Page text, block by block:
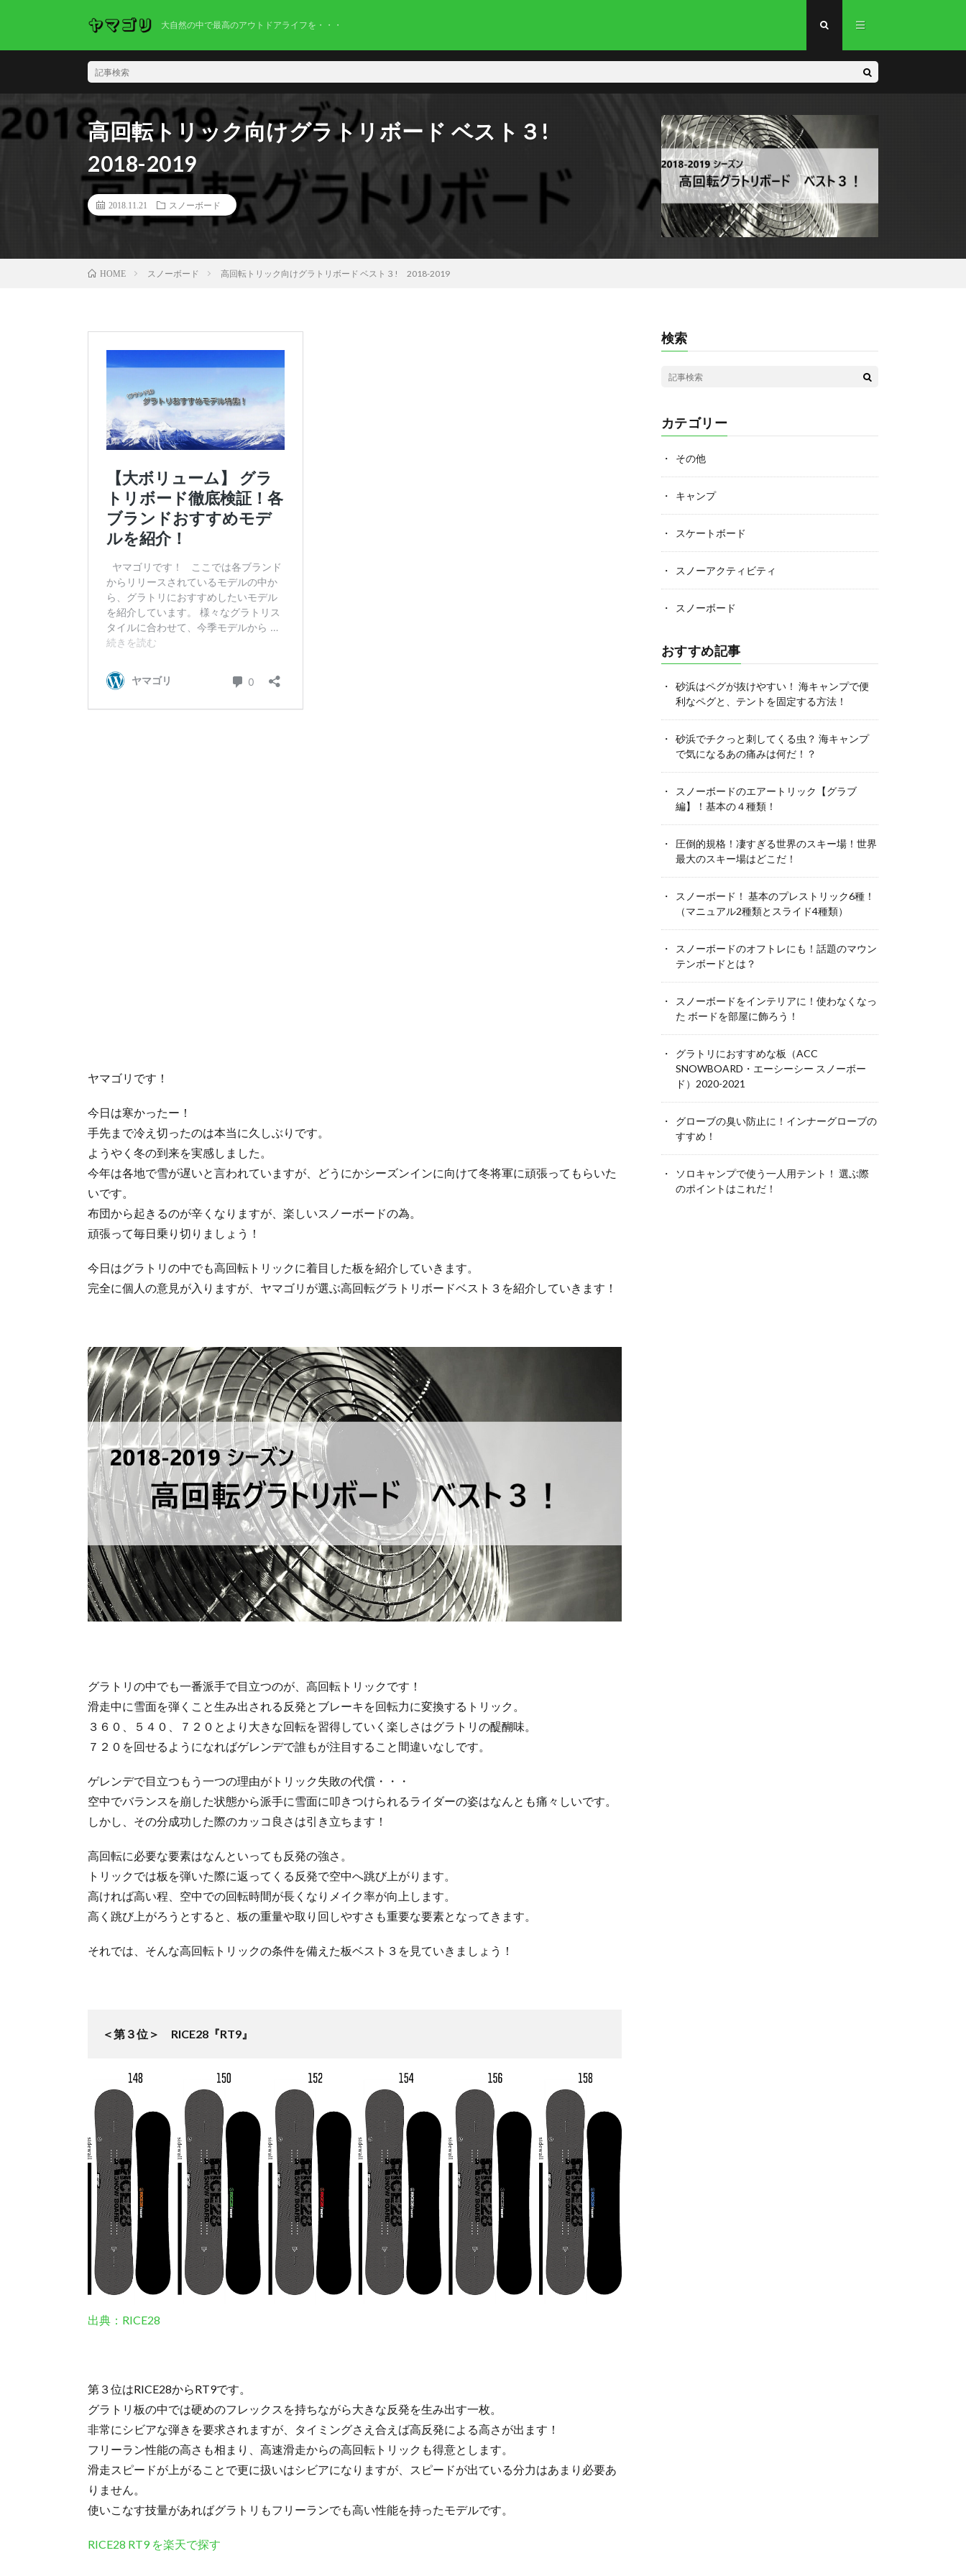
大自然の中で最高のアウトドアライフを・・・
高回転トリック向けグラトリボード ベスト３!
2018-2019
2018.11.21 スノーボード
HOME スノーボード 高回転トリック向けグラトリボード ベスト３! 2018-2019
ヤマゴリです！
今日は寒かったー！
手先まで冷え切ったのは本当に久しぶりです。
ようやく冬の到来を実感しました。
今年は各地で雪が遅いと言われていますが、どうにかシーズンインに向けて冬将軍に頑張ってもらいた
いです。
布団から起きるのが辛くなりますが、楽しいスノーボードの為。
頑張って毎日乗り切りましょう！
今日はグラトリの中でも高回転トリックに着目した板を紹介していきます。
完全に個人の意見が入りますが、ヤマゴリが選ぶ高回転グラトリボードベスト３を紹介していきます！
グラトリの中でも一番派手で目立つのが、高回転トリックです！
滑走中に雪面を弾くこと生み出される反発とブレーキを回転力に変換するトリック。
３６０、５４０、７２０とより大きな回転を習得していく楽しさはグラトリの醍醐味。
７２０を回せるようになればゲレンデで誰もが注目すること間違いなしです。
ゲレンデで目立つもう一つの理由がトリック失敗の代償・・・
空中でバランスを崩した状態から派手に雪面に叩きつけられるライダーの姿はなんとも痛々しいです。
しかし、その分成功した際のカッコ良さは引き立ちます！
高回転に必要な要素はなんといっても反発の強さ。
トリックでは板を弾いた際に返ってくる反発で空中へ跳び上がります。
高ければ高い程、空中での回転時間が長くなりメイク率が向上します。
高く跳び上がろうとすると、板の重量や取り回しやすさも重要な要素となってきます。
それでは、そんな高回転トリックの条件を備えた板ベスト３を見ていきましょう！
＜第３位＞ RICE28『RT9』
出典：RICE28
第３位はRICE28からRT9です。
グラトリ板の中では硬めのフレックスを持ちながら大きな反発を生み出す一枚。
非常にシビアな弾きを要求されますが、タイミングさえ合えば高反発による高さが出ます！
フリーラン性能の高さも相まり、高速滑走からの高回転トリックも得意とします。
滑走スピードが上がることで更に扱いはシビアになりますが、スピードが出ている分力はあまり必要あ
りません。
使いこなす技量があればグラトリもフリーランでも高い性能を持ったモデルです。
RICE28 RT9 を楽天で探す
検索
カテゴリー
その他
キャンプ
スケートボード
スノーアクティビティ
スノーボード
おすすめ記事
砂浜はペグが抜けやすい！ 海キャンプで便
利なペグと、テントを固定する方法！
砂浜でチクっと刺してくる虫？ 海キャンプ
で気になるあの痛みは何だ！？
スノーボードのエアートリック【グラブ
編】！基本の４種類！
圧倒的規格！凄すぎる世界のスキー場！世界
最大のスキー場はどこだ！
スノーボード！ 基本のプレストリック6種！
（マニュアル2種類とスライド4種類）
スノーボードのオフトレにも！話題のマウン
テンボードとは？
スノーボードをインテリアに！使わなくなっ
た ボードを部屋に飾ろう！
グラトリにおすすめな板（ACC
SNOWBOARD・エーシーシー スノーボー
ド）2020-2021
グローブの臭い防止に！インナーグローブの
すすめ！
ソロキャンプで使う一人用テント！ 選ぶ際
のポイントはこれだ！